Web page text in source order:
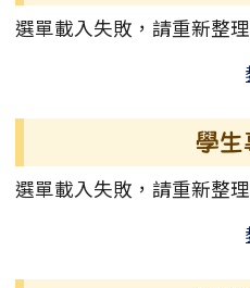
選單載入失敗，請重新整
學生
選單載入失敗，請重新整